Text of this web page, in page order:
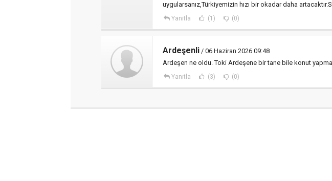
uygularsanız,Türkiyemizin hızı bir okadar daha
Yanıtla (1) (0)
Ardeşenli / 06 Haziran 2026 09:48
Ardeşen ne oldu. Toki Ardeşene bir tane bile konut
Yanıtla (3) (0)